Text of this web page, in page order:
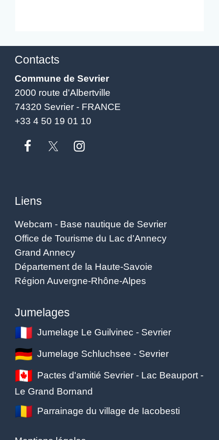
Contacts
Commune de Sevrier
2000 route d'Albertville
74320 Sevrier - FRANCE
+33 4 50 19 01 10
Liens
Webcam - Base nautique de Sevrier
Office de Tourisme du Lac d'Annecy
Grand Annecy
Département de la Haute-Savoie
Région Auvergne-Rhône-Alpes
Jumelages
Jumelage Le Guilvinec - Sevrier
Jumelage Schluchsee - Sevrier
Pactes d'amitié Sevrier - Lac Beauport -
Le Grand Bornand
Parrainage du village de Iacobesti